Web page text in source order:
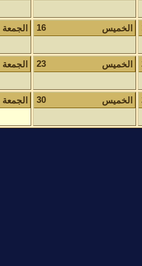
16 الخميس الجمعة
23 الخميس الجمعة
30 الخميس الجمعة